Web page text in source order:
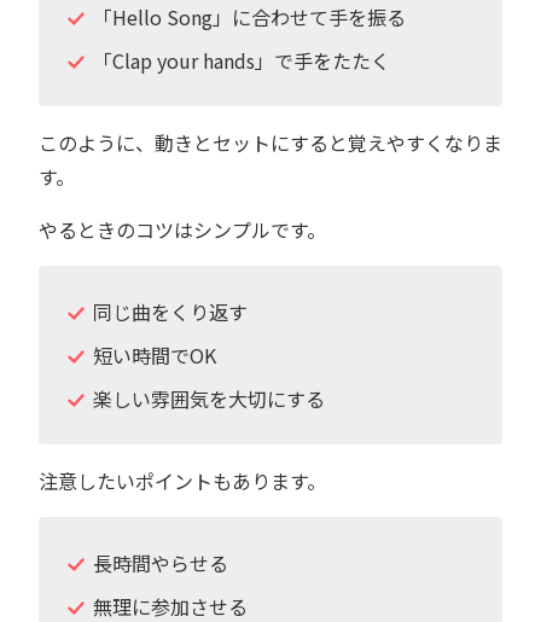
「Hello Song」に合わせて手を振る
「Clap your hands」で手をたたく
このように、動きとセットにすると覚えやすくなりま
す。
やるときのコツはシンプルです。
同じ曲をくり返す
短い時間でOK
楽しい雰囲気を大切にする
注意したいポイントもあります。
長時間やらせる
無理に参加させる